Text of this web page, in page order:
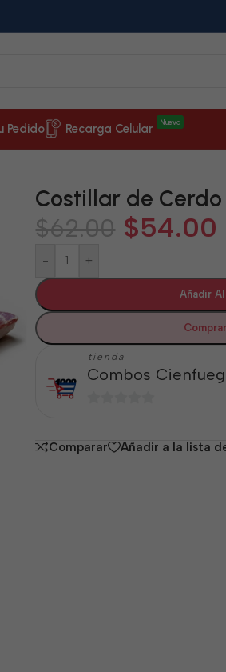
Pedido Recarga Celular Nueva
Costillar de Cerdo
$62.00 $54.00
- +
Añadir
tienda
Combos
5
Comparar Añadir a la lista